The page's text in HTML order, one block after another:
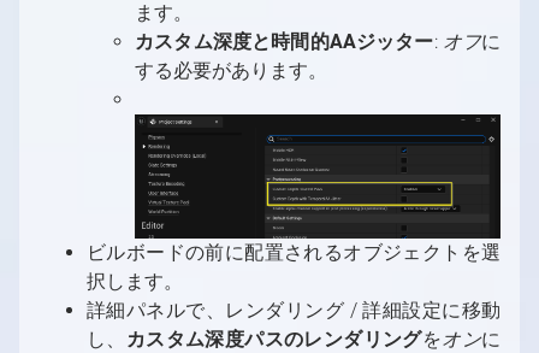
ます。
カスタム深度と時間的AAジッター: オフに
する必要があります。
ビルボードの前に配置されるオブジェクトを選
択します。
詳細パネルで、レンダリング / 詳細設定に移動
し、 カスタム深度パスのレンダリングをオンに